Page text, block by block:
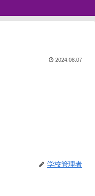
2024.08.07
学校管理者